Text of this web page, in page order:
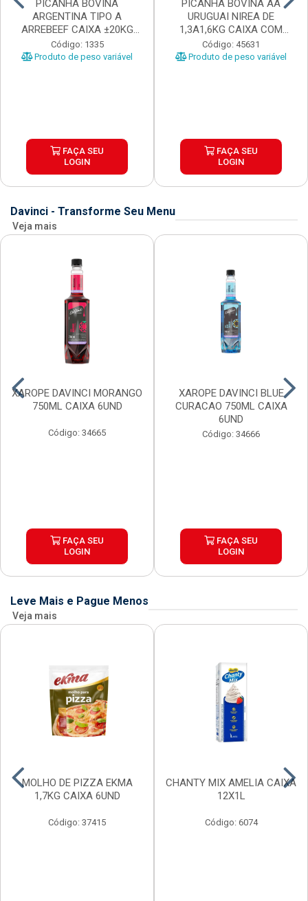
PICANHA BOVINA
ARGENTINA TIPO A
ARREBEEF CAIXA ±20KG
PEÇAS 1...
Código: 1335
Produto de peso variável
FAÇA SEU
LOGIN
PICANHA BOVINA AA
URUGUAI NIREA DE
1,3A1,6KG CAIXA COM
±15KG
Código: 45631
Produto de peso variável
FAÇA SEU
LOGIN
Davinci - Transforme Seu Menu
Veja mais
XAROPE DAVINCI MORANGO
750ML CAIXA 6UND
Código: 34665
FAÇA SEU
LOGIN
XAROPE DAVINCI BLUE
CURACAO 750ML CAIXA
6UND
Código: 34666
FAÇA SEU
LOGIN
Leve Mais e Pague Menos
Veja mais
MOLHO DE PIZZA EKMA
1,7KG CAIXA 6UND
Código: 37415
CHANTY MIX AMELIA CAIXA
12X1L
Código: 6074